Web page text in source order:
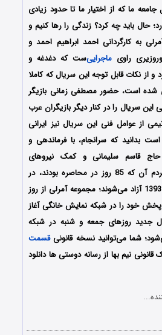
ما که از اختیار ما تا حدود زیادی
حال باید چه کرد؟ زندگی را رها کنیم و
به کارگردانی احمد ابراهیم احمد و
راوی ماجرایی‌ست که دغدغه و
و از نکات قابل توجه این سریال که کاملا
شده است، حضور مصطفی زمانی بازیگر
سریال را در کنار دیگر بازیگران عرب
از عوامل فنی این سریال نیز ایرانی
بدانید که سرانجام، با فرماندهی و
قاسم سلیمانی و کمک نیروهای
حشدالشعبی، آمرلی و مردم آن که 85 روز در محاصره بودند، در
تاریخ 8 شهریورماه سال 1393 آزاد می‌شوند؛ مجموعه آمرلی از روز
شنبه 26 اسفندماه 1402 پخش خود را در شبکه نمایش خانگی آغاز
جدید روزهای جمعه و شنبه در شبکه
شما می‌توانید نسخه قانونیقسمت
قانونی نیم بها از رسانه دوستی ها دانلود